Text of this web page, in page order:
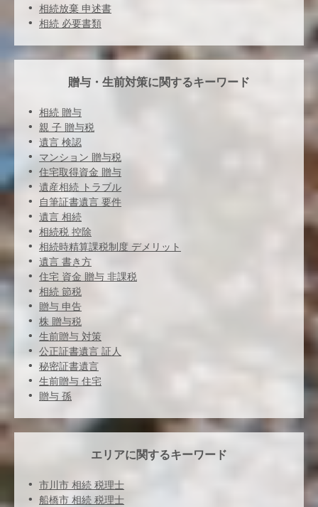
相続放棄 申述書
相続 必要書類
贈与・生前対策に関するキーワード
相続 贈与
親 子 贈与税
遺言 検認
マンション 贈与税
住宅取得資金 贈与
遺産相続 トラブル
自筆証書遺言 要件
遺言 相続
相続税 控除
相続時精算課税制度 デメリット
遺言 書き方
住宅 資金 贈与 非課税
相続 節税
贈与 申告
株 贈与税
生前贈与 対策
公正証書遺言 証人
秘密証書遺言
生前贈与 住宅
贈与 孫
エリアに関するキーワード
市川市 相続 税理士
船橋市 相続 税理士